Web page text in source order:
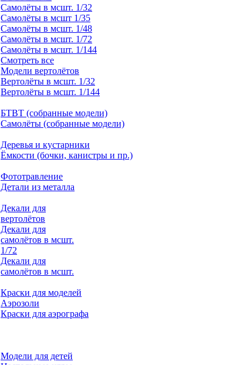
Самолёты в мсшт. 1/32
Самолёты в мсшт 1/35
Самолёты в мсшт. 1/48
Самолёты в мсшт. 1/72
Самолёты в мсшт. 1/144
Смотреть все
Модели вертолётов
Вертолёты в мсшт. 1/32
Вертолёты в мсшт. 1/144
БТВТ (собранные модели)
Самолёты (собранные модели)
Деревья и кустарники
Ёмкости (бочки, канистры и пр.)
Фототравление
Детали из металла
Декали для
вертолётов
Декали для
самолётов в мсшт.
1/72
Декали для
самолётов в мсшт.
Краски для моделей
Аэрозоли
Краски для аэрографа
Модели для детей